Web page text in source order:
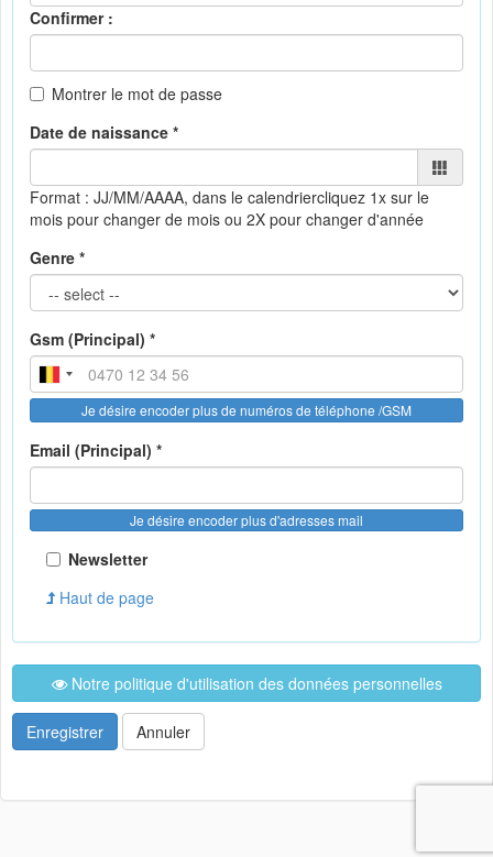
Confirmer :
Montrer le mot de passe
Date de naissance *
Format : JJ/MM/AAAA, dans le calendriercliquez 1x sur le
mois pour changer de mois ou 2X pour changer d'année
Genre *
Gsm (Principal) *
Je désire encoder plus de numéros de téléphone /GSM
Email (Principal) *
Je désire encoder plus d'adresses mail
Newsletter
Haut de page
Notre politique d'utilisation des données personnelles
Enregistrer Annuler